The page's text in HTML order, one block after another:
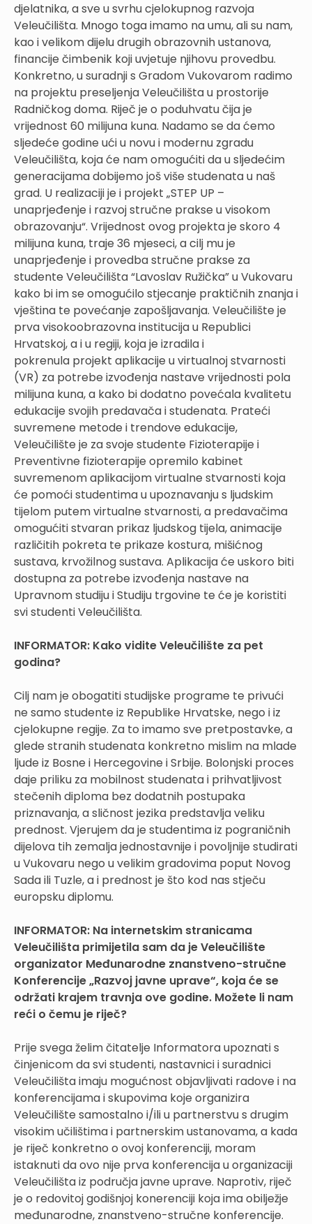
djelatnika, a sve u svrhu cjelokupnog razvoja
Veleučilišta. Mnogo toga imamo na umu, ali su nam,
kao i velikom dijelu drugih obrazovnih ustanova,
financije čimbenik koji uvjetuje njihovu provedbu.
Konkretno, u suradnji s Gradom Vukovarom radimo
na projektu preseljenja Veleučilišta u prostorije
Radničkog doma. Riječ je o poduhvatu čija je
vrijednost 60 milijuna kuna. Nadamo se da ćemo
sljedeće godine ući u novu i modernu zgradu
Veleučilišta, koja će nam omogućiti da u sljedećim
generacijama dobijemo još više studenata u naš
grad. U realizaciji je i projekt „STEP UP –
unaprjeđenje i razvoj stručne prakse u visokom
obrazovanju“. Vrijednost ovog projekta je skoro 4
milijuna kuna, traje 36 mjeseci, a cilj mu je
unaprjeđenje i provedba stručne prakse za
studente Veleučilišta “Lavoslav Ružička” u Vukovaru
kako bi im se omogućilo stjecanje praktičnih znanja i
vještina te povećanje zapošljavanja. Veleučilište je
prva visokoobrazovna institucija u Republici
Hrvatskoj, a i u regiji, koja je izradila i
pokrenula projekt aplikacije u virtualnoj stvarnosti
(VR) za potrebe izvođenja nastave vrijednosti pola
milijuna kuna, a kako bi dodatno povećala kvalitetu
edukacije svojih predavača i studenata. Prateći
suvremene metode i trendove edukacije,
Veleučilište je za svoje studente Fizioterapije i
Preventivne fizioterapije opremilo kabinet
suvremenom aplikacijom virtualne stvarnosti koja
će pomoći studentima u upoznavanju s ljudskim
tijelom putem virtualne stvarnosti, a predavačima
omogućiti stvaran prikaz ljudskog tijela, animacije
različitih pokreta te prikaze kostura, mišićnog
sustava, krvožilnog sustava. Aplikacija će uskoro biti
dostupna za potrebe izvođenja nastave na
Upravnom studiju i Studiju trgovine te će je koristiti
svi studenti Veleučilišta.
INFORMATOR: Kako vidite Veleučilište za pet
godina?
Cilj nam je obogatiti studijske programe te privući
ne samo studente iz Republike Hrvatske, nego i iz
cjelokupne regije. Za to imamo sve pretpostavke, a
glede stranih studenata konkretno mislim na mlade
ljude iz Bosne i Hercegovine i Srbije. Bolonjski proces
daje priliku za mobilnost studenata i prihvatljivost
stečenih diploma bez dodatnih postupaka
priznavanja, a sličnost jezika predstavlja veliku
prednost. Vjerujem da je studentima iz pograničnih
dijelova tih zemalja jednostavnije i povoljnije studirati
u Vukovaru nego u velikim gradovima poput Novog
Sada ili Tuzle, a i prednost je što kod nas stječu
europsku diplomu.
INFORMATOR: Na internetskim stranicama
Veleučilišta primijetila sam da je Veleučilište
organizator Međunarodne znanstveno-stručne
Konferencije „Razvoj javne uprave“, koja će se
održati krajem travnja ove godine. Možete li nam
reći o čemu je riječ?
Prije svega želim čitatelje Informatora upoznati s
činjenicom da svi studenti, nastavnici i suradnici
Veleučilišta imaju mogućnost objavljivati radove i na
konferencijama i skupovima koje organizira
Veleučilište samostalno i/ili u partnerstvu s drugim
visokim učilištima i partnerskim ustanovama, a kada
je riječ konkretno o ovoj konferenciji, moram
istaknuti da ovo nije prva konferencija u organizaciji
Veleučilišta iz područja javne uprave. Naprotiv, riječ
je o redovitoj godišnjoj konerenciji koja ima obilježje
međunarodne, znanstveno-stručne konferencije.